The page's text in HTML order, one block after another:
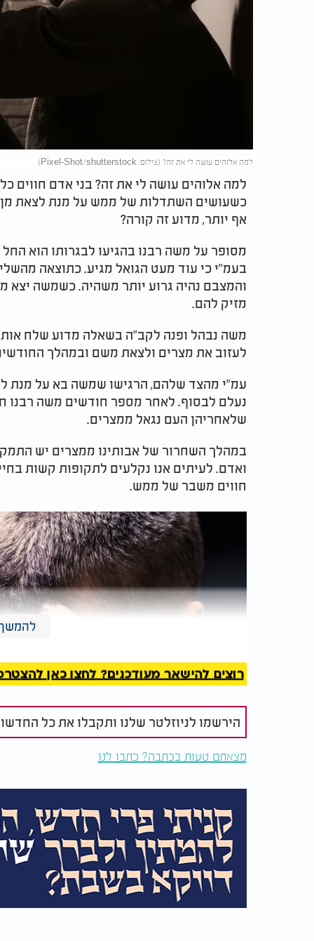
למה אלוהים עושה לי את זה? (צילום: Pixel-Shot/shutterstock)
למה אלוהים עושה לי את זה? בני אדם חווים
כשעושים השתדלות של ממש על מנת לצאת מן
אף יותר, מדוע זה קורה?
מסופר על משה רבנו בהגיעו לבגרותו הוא
בעמ"י כי עוד מעט הגואל מגיע. כתוצאה
והמצבם נהיה גרוע יותר משהיה. כשמשה יצא
מזיק להם.
משה נבהל ופנה לקב"ה בשאלה מדוע שלח
לעזוב את מצרים ולצאת משם ובמהלך
עמ"י מהצד שלהם, הרגישו שמשה בא על מנת
נעלם לבסוף. לאחר מספר חודשים משה רבנו
שלאחריהן העם נגאל ממצרים.
במהלך השחרור של אבותינו ממצרים יש
ואדם. לעיתים אנו נקלעים לתקופות קשות
חווים משבר של ממש.
ברגעים כאלו אנחנו מתפללים, מתחזקים,
את מצבנו. לפעמים בעקבות עשיית דברים
המנהרה, שאנחנו עומדים לצאת מן המשבר ואז
רוצים להישאר מעודכנים? לחצו כאן
הירשמו לניוזלטר שלנו ותקבלו את כל
מצאתם טעות בכתבה? כתבו לנו